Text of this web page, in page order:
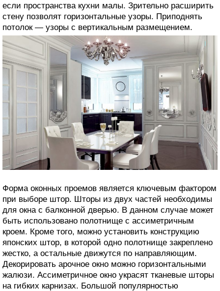
если пространства кухни малы. Зрительно расширить
стену позволят горизонтальные узоры. Приподнять
потолок — узоры с вертикальным размещением.
Форма оконных проемов является ключевым фактором
при выборе штор. Шторы из двух частей необходимы
для окна с балконной дверью. В данном случае может
быть использовано полотнище с ассиметричным
кроем. Кроме того, можно установить конструкцию
японских штор, в которой одно полотнище закреплено
жестко, а остальные движутся по направляющим.
Декорировать арочное окно можно горизонтальными
жалюзи. Ассиметричное окно украсят тканевые шторы
на гибких карнизах. Большой популярностью